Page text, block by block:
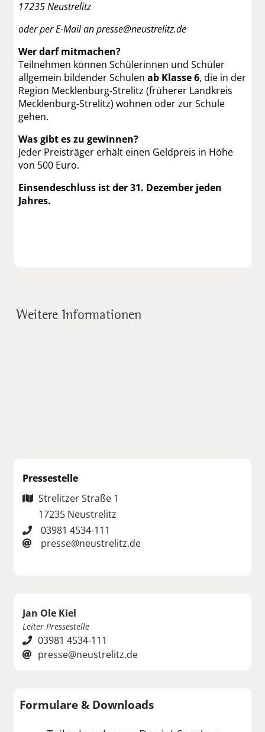
17235 Neustrelitz
oder per E-Mail an presse@neustrelitz.de
Wer darf mitmachen?
Teilnehmen können Schülerinnen und Schüler
allgemein bildender Schulen ab Klasse 6, die in der
Region Mecklenburg-Strelitz (früherer Landkreis
Mecklenburg-Strelitz) wohnen oder zur Schule
gehen.
Was gibt es zu gewinnen?
Jeder Preisträger erhält einen Geldpreis in Höhe
von 500 Euro.
Einsendeschluss ist der 31. Dezember jeden
Jahres.
Weitere Informationen
Pressestelle
Strelitzer Straße 1
17235 Neustrelitz
03981 4534-111
presse@neustrelitz.de
Jan Ole Kiel
Leiter Pressestelle
03981 4534-111
presse@neustrelitz.de
Formulare & Downloads